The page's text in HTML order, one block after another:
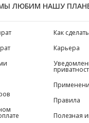
ЛЮБИМ НАШУ
Как
Карьера
Правила
Полезная